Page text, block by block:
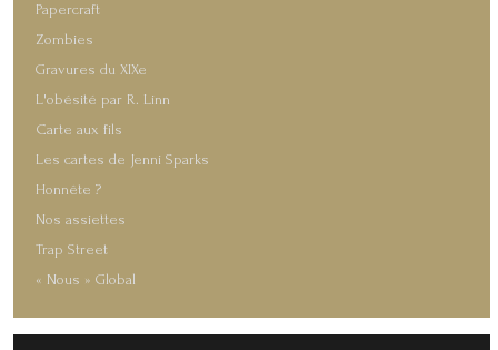
Papercraft
Zombies
Gravures du XIXe
L'obésité par R. Linn
Carte aux fils
Les cartes de Jenni Sparks
Honnête ?
Nos assiettes
Trap Street
« Nous » Global